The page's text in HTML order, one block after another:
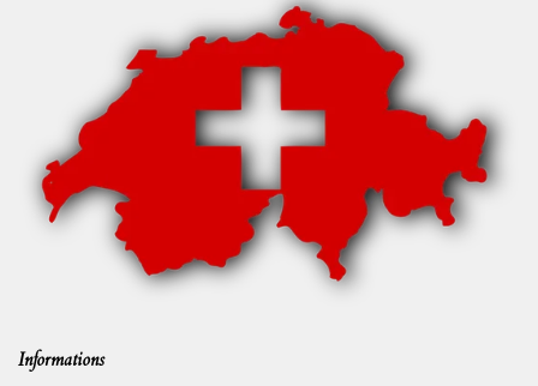
Informations